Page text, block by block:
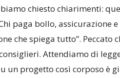
chiesto chiarimenti:
paga bollo, assicurazione
che spiega tutto”.
Attendiamo di
un progetto così corposo è